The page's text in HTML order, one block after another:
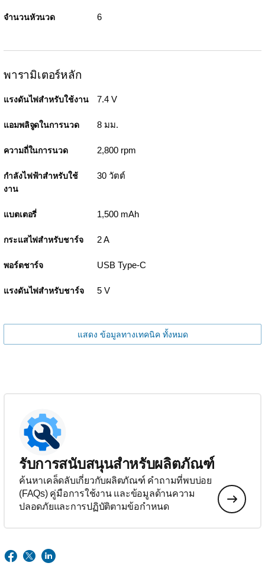
จำนวนหัวนวด 6
พารามิเตอร์หลัก
แรงดันไฟสำหรับใช้งาน 7.4 V
แอมพลิจูดในการนวด 8 มม.
ความถี่ในการนวด 2,800 rpm
กำลังไฟฟ้าสำหรับใช้
งาน
30 วัตต์
แบตเตอรี่ 1,500 mAh
กระแสไฟสำหรับชาร์จ 2 A
พอร์ตชาร์จ USB Type-C
แรงดันไฟสำหรับชาร์จ 5 V
แสดง ข้อมูลทางเทคนิค ทั้งหมด
รับการสนับสนุนสำหรับผลิตภัณฑ์
ค้นหาเคล็ดลับเกี่ยวกับผลิตภัณฑ์ คำถามที่พบบ่อย
(FAQs) คู่มือการใช้งาน และข้อมูลด้านความ
ปลอดภัยและการปฏิบัติตามข้อกำหนด